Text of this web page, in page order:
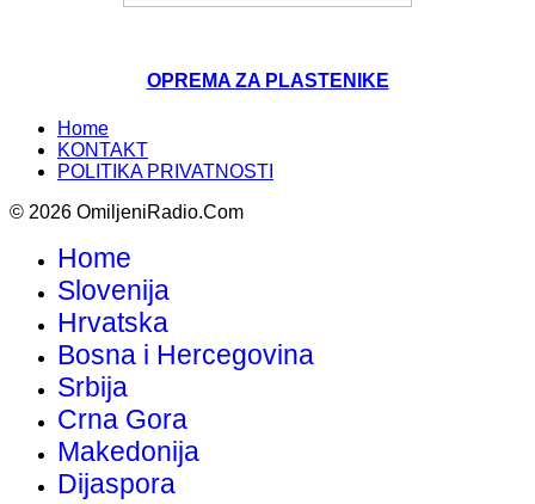
OPREMA ZA PLASTENIKE
Home
KONTAKT
POLITIKA PRIVATNOSTI
© 2026 OmiljeniRadio.Com
Home
Slovenija
Hrvatska
Bosna i Hercegovina
Srbija
Crna Gora
Makedonija
Dijaspora